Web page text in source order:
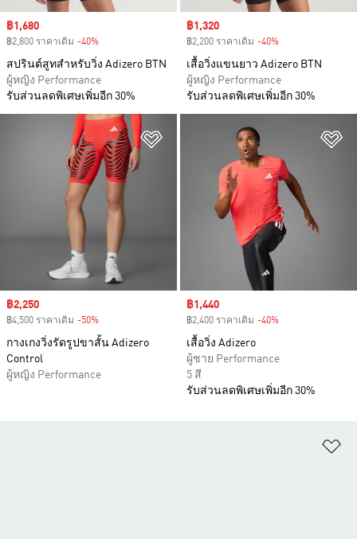
Sale price
฿1,680
฿2,800 ราคาเดิม -40%
สปรินต์สูทสำหรับวิ่ง Adizero BTN
ผู้หญิง Performance
รับส่วนลดพิเศษเพิ่มอีก 30%
Sale price
฿1,320
฿2,200 ราคาเดิม -40%
เสื้อวิ่งแขนยาว Adizero BTN
ผู้หญิง Performance
รับส่วนลดพิเศษเพิ่มอีก 30%
เพิ่มไปยังรายการสินค้าโปรด
Sale price
฿2,250
฿4,500 ราคาเดิม -50%
กางเกงวิ่งรัดรูปขาสั้น Adizero
Control
ผู้หญิง Performance
Sale price
฿1,440
฿2,400 ราคาเดิม -40%
เสื้อวิ่ง Adizero
ผู้ชาย Performance
5 สี
รับส่วนลดพิเศษเพิ่มอีก 30%